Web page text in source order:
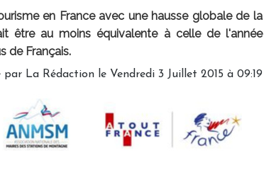
en France avec une hausse globale de la
être au moins équivalente à celle de l'année
de Français.
par La Rédaction le Vendredi 3 Juillet 2015 à 09:19